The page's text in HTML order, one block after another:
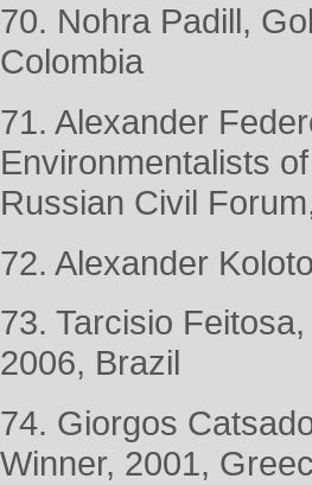
70. Nohra Padill,
Colombia
71. Alexander
Environmentalists
Russian Civil
72. Alexander
73. Tarcisio
2006, Brazil
74. Giorgos
Winner, 2001,